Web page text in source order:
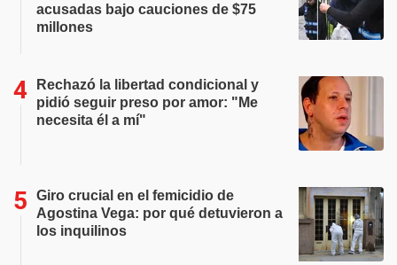
acusadas bajo cauciones de $75
millones
Rechazó la libertad condicional y
pidió seguir preso por amor: "Me
necesita él a mí"
Giro crucial en el femicidio de
Agostina Vega: por qué detuvieron a
los inquilinos